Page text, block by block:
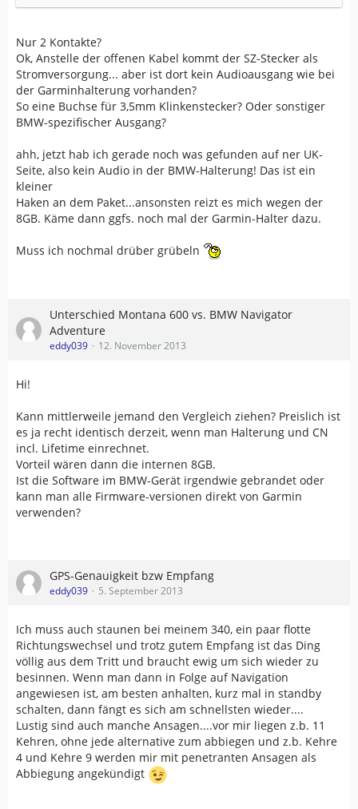
Nur 2 Kontakte?
Ok, Anstelle der offenen Kabel kommt der SZ-Stecker als
Stromversorgung... aber ist dort kein Audioausgang wie bei
der Garminhalterung vorhanden?
So eine Buchse für 3,5mm Klinkenstecker? Oder sonstiger
BMW-spezifischer Ausgang?
ahh, jetzt hab ich gerade noch was gefunden auf ner UK-
Seite, also kein Audio in der BMW-Halterung! Das ist ein
kleiner
Haken an dem Paket...ansonsten reizt es mich wegen der
8GB. Käme dann ggfs. noch mal der Garmin-Halter dazu.
Muss ich nochmal drüber grübeln
Unterschied Montana 600 vs. BMW Navigator
Adventure
eddy039 12. November 2013
Hi!
Kann mittlerweile jemand den Vergleich ziehen? Preislich ist
es ja recht identisch derzeit, wenn man Halterung und CN
incl. Lifetime einrechnet.
Vorteil wären dann die internen 8GB.
Ist die Software im BMW-Gerät irgendwie gebrandet oder
kann man alle Firmware-versionen direkt von Garmin
verwenden?
GPS-Genauigkeit bzw Empfang
eddy039 5. September 2013
Ich muss auch staunen bei meinem 340, ein paar flotte
Richtungswechsel und trotz gutem Empfang ist das Ding
völlig aus dem Tritt und braucht ewig um sich wieder zu
besinnen. Wenn man dann in Folge auf Navigation
angewiesen ist, am besten anhalten, kurz mal in standby
schalten, dann fängt es sich am schnellsten wieder....
Lustig sind auch manche Ansagen....vor mir liegen z.b. 11
Kehren, ohne jede alternative zum abbiegen und z.b. Kehre
4 und Kehre 9 werden mir mit penetranten Ansagen als
Abbiegung angekündigt